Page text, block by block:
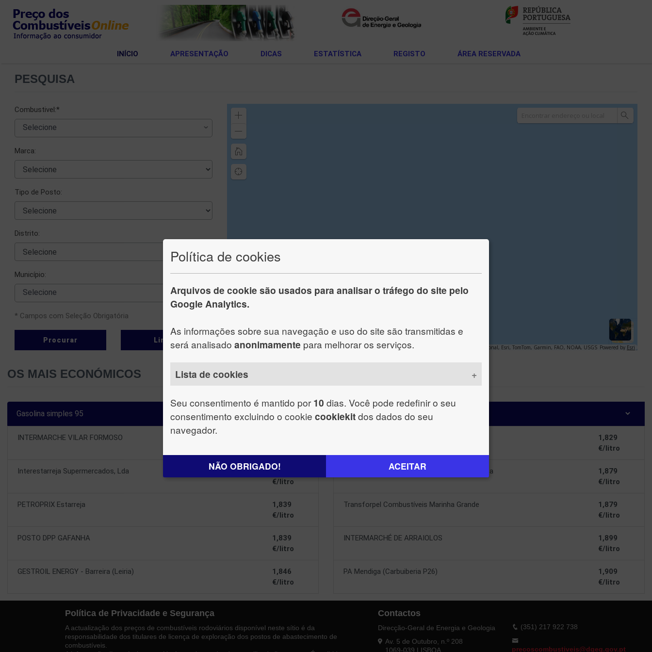
Política de cookies
Arquivos de cookie são usados ​​para analisar o tráfego do site pelo
Google Analytics.
As informações sobre sua navegação e uso do site são transmitidas e
será analisado anonimamente para melhorar os serviços.
Lista de cookies
Seu consentimento é mantido por10 dias. Você pode redefinir o seu
consentimento excluindo o cookie cookiekitdos dados do seu
navegador.
NÃO OBRIGADO! ACEITAR
INÍCIO APRESENTAÇÃO DICAS ESTATÍSTICA REGISTO ÁREA RESERVADA
PESQUISA
Combustivel:*
  Selecione
Marca:
Tipo de Posto:
Distrito:
Município:
  Selecione
* Campos com Seleção Obrigatória
Procurar Limpar
OS MAIS ECONÓMICOS
INTERMARCHE VILAR FORMOSO
Interestarreja Supermercados, Lda
1,831
€/litro
PETROPRIX Estarreja
1,839
€/litro
POSTO DPP GAFANHA
1,839
€/litro
GESTROIL ENERGY - Barreira (Leiria)
1,846
€/litro
1,829
€/litro
Transforpel Combustíveis Calços Martingança
1,879
€/litro
Transforpel Combustíveis Marinha Grande
1,879
€/litro
INTERMARCHÉ DE ARRAIOLOS
1,899
€/litro
PA Mendiga (Carbuiberia P26)
1,909
€/litro
Política de Privacidade e Segurança
A actualização dos preços de combustíveis rodoviários disponível neste sítio é da
responsabilidade dos titulares de licença de exploração dos postos de abastecimento de
combustíveis.
Contactos
Direcção-Geral de Energia e Geologia
Av. 5 de Outubro, n.º 208
1069-039 LISBOA
(351) 217 922 738
precoscombustiveis@dgeg.gov.pt